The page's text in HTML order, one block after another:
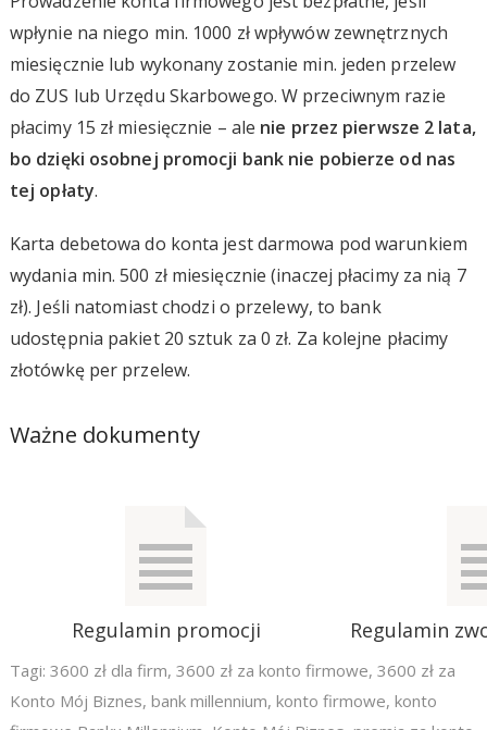
wpłynie na niego min. 1000 zł wpływów zewnętrznych
miesięcznie lub wykonany zostanie min. jeden przelew
do ZUS lub Urzędu Skarbowego. W przeciwnym razie
płacimy 15 zł miesięcznie – ale nie przez pierwsze 2 lata,
bo dzięki osobnej promocji bank nie pobierze od nas
tej opłaty.
Karta debetowa do konta jest darmowa pod warunkiem
wydania min. 500 zł miesięcznie (inaczej płacimy za nią 7
zł). Jeśli natomiast chodzi o przelewy, to bank
udostępnia pakiet 20 sztuk za 0 zł. Za kolejne płacimy
złotówkę per przelew.
Ważne dokumenty
Regulamin promocji Regulamin
Tagi: 3600 zł dla firm, 3600 zł za konto firmowe, 3600 zł za
Konto Mój Biznes, bank millennium, konto firmowe, konto